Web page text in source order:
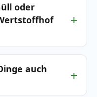
oder
auch